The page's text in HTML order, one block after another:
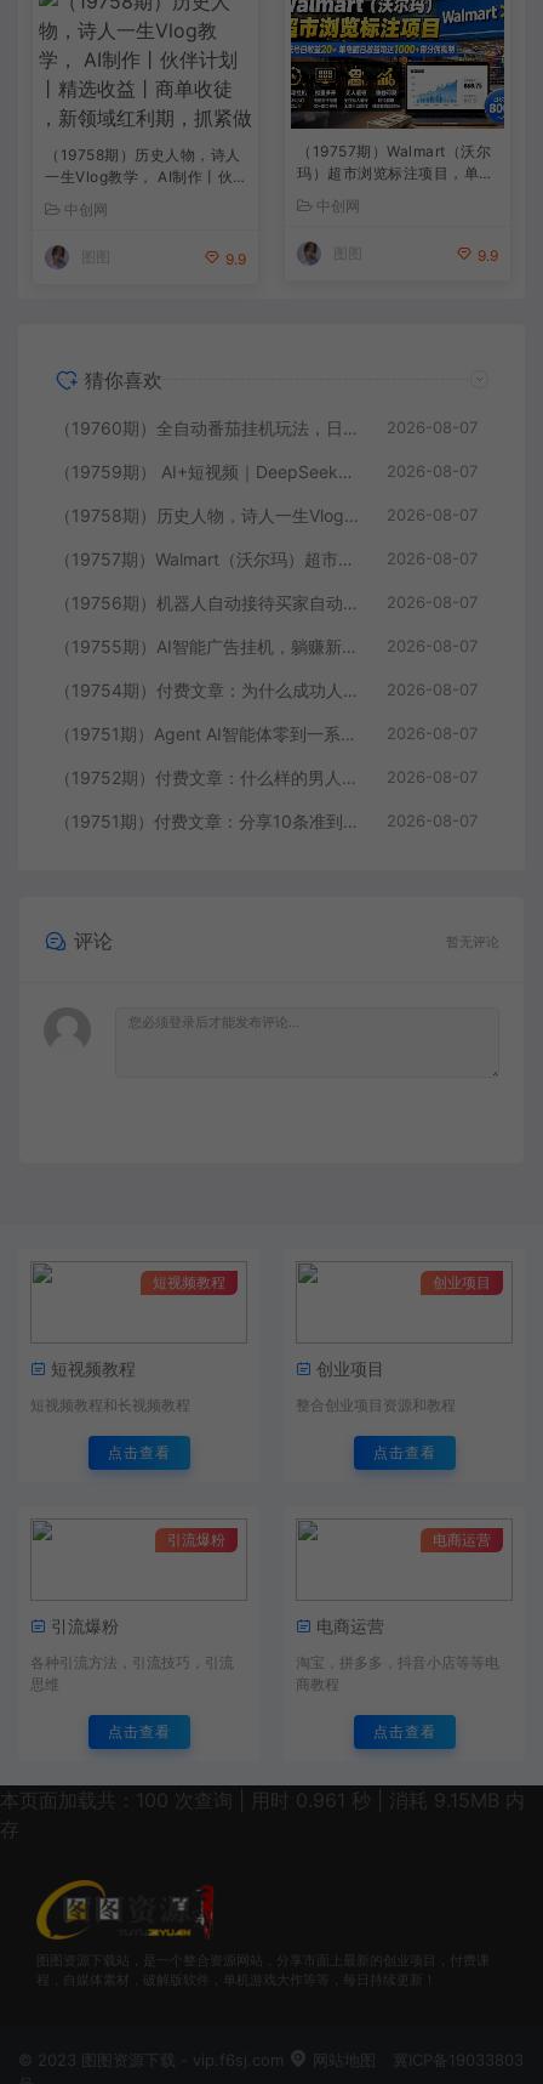
（19758期）历史人物，诗人
一生Vlog教学， AI制作丨伙
，新领域红利期，抓紧做
中创网
图图 9.9
（19757期）Walmart（沃尔
玛）超市浏览标注项目，单账
达1000+带分佣机制
中创网
9.9
猜你喜欢
（19760期）全自动番茄挂机玩法，日入300+，操作门槛低，一台电脑即可开展 2026-08-07
（19759期） AI+短视频｜DeepSeek即梦豆包小云雀全工具教学，从账号定位到剪映剪辑，零基础也能快速上手做爆款 2026-08-07
（19758期）历史人物，诗人一生Vlog教学， AI制作丨伙伴计划丨精选收益丨商单收徒 ，新领域红利期，抓紧做 2026-08-07
（19757期）Walmart（沃尔玛）超市浏览标注项目，单账号日收益20+ 单电脑日收益可达1000+带分佣机制 2026-08-07
（19756期）机器人自动接待买家自动发货，跟着系统学拼多多虚拟月入1-5万 2026-08-07
（19755期）AI智能广告挂机，躺赚新模式 设备托管运行，解放双手持续变现 2026-08-07
（19754期）付费文章：为什么成功人士的精力都很旺盛？ 2026-08-07
（19751期）Agent AI智能体零到一系统课；零基础也能学会自动化实战，从核心概念到Coze工作流搭建完整覆盖 2026-08-07
（19752期）付费文章：什么样的男人最让女人无法抵抗？ 2026-08-07
（19751期）付费文章：分享10条准到可怕的识人术术，希望能帮到大家。 2026-08-07
评论 暂无评论
短视频教程
短视频教程
短视频教程和长视频教程
点击查看
创业项目
创业项目
整合创业项目资源和教程
点击查看
引流爆粉
引流爆粉
各种引流方法，引流技巧，引流
思维
点击查看
电商运营
电商运营
淘宝，拼多多，抖音小店等等电
商教程
点击查看
本页面加载共：100 次查询 | 用时 0.961 秒 | 消耗 9.15MB 内
存
图图资源下载站，是一个整合资源网站，分享市面上最新的创业项目，付费课
程，自媒体素材，破解版软件，单机游戏大作等等，每日持续更新！
© 2023 图图资源下载 - vip.f6sj.com 网站地图
冀ICP备19033803